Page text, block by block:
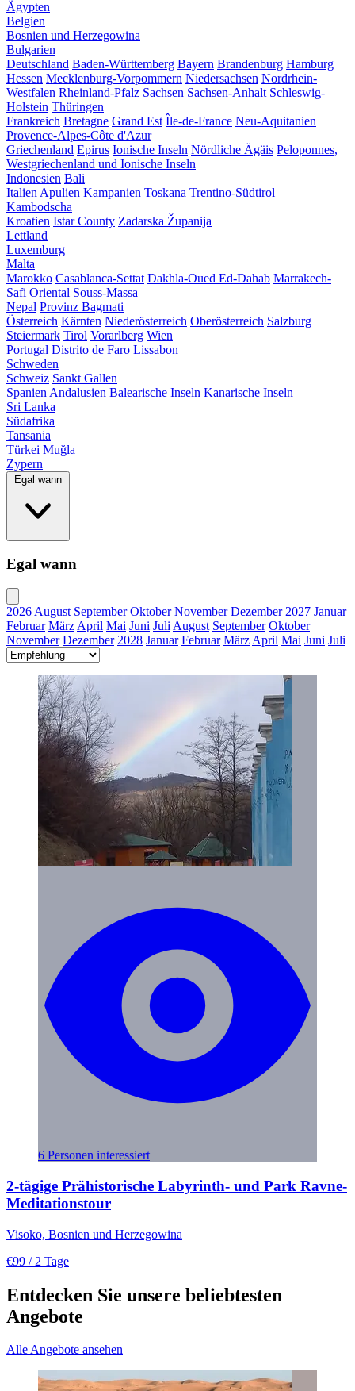
Ägypten
Belgien
Bosnien und Herzegowina
Bulgarien
Deutschland Baden-Württemberg Bayern Brandenburg Hamburg
Hessen Mecklenburg-Vorpommern Niedersachsen Nordrhein-
Westfalen Rheinland-Pfalz Sachsen Sachsen-Anhalt Schleswig-
Holstein Thüringen
Frankreich Bretagne Grand Est Île-de-France Neu-Aquitanien
Provence-Alpes-Côte d'Azur
Griechenland Epirus Ionische Inseln Nördliche Ägäis Peloponnes,
Westgriechenland und Ionische Inseln
Indonesien Bali
Italien Apulien Kampanien Toskana Trentino-Südtirol
Kambodscha
Kroatien Istar County Zadarska Županija
Lettland
Luxemburg
Malta
Marokko Casablanca-Settat Dakhla-Oued Ed-Dahab Marrakech-
Safi Oriental Souss-Massa
Nepal Provinz Bagmati
Österreich Kärnten Niederösterreich Oberösterreich Salzburg
Steiermark Tirol Vorarlberg Wien
Portugal Distrito de Faro Lissabon
Schweden
Schweiz Sankt Gallen
Spanien Andalusien Balearische Inseln Kanarische Inseln
Sri Lanka
Südafrika
Tansania
Türkei Muğla
Zypern
Egal wann
Egal wann
2026 August September Oktober November Dezember 2027 Januar
Februar März April Mai Juni Juli August September Oktober
November Dezember 2028 Januar Februar März April Mai Juni Juli
6 Personen interessiert
2-tägige Prähistorische Labyrinth- und Park Ravne-
Meditationstour
Visoko, Bosnien und Herzegowina
€99 / 2 Tage
Entdecken Sie unsere beliebtesten
Angebote
Alle Angebote ansehen